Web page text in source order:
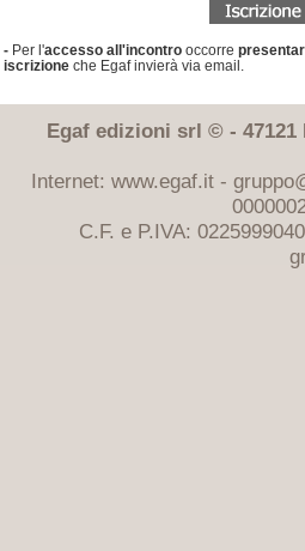
- Per l'accesso all'incontro occorre
iscrizione che Egaf invierà via email.
Egaf edizioni srl © - 47121
Internet: www.egaf.it -
C.F. e P.IVA: